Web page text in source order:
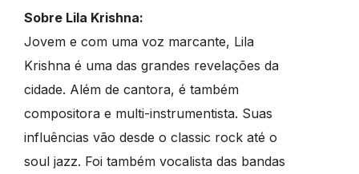
Sobre Lila Krishna:
Jovem e com uma voz marcante, Lila
Krishna é uma das grandes revelações da
cidade. Além de cantora, é também
compositora e multi-instrumentista. Suas
influências vão desde o classic rock até o
soul jazz. Foi também vocalista das bandas